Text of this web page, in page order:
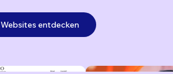
Websites entdecken